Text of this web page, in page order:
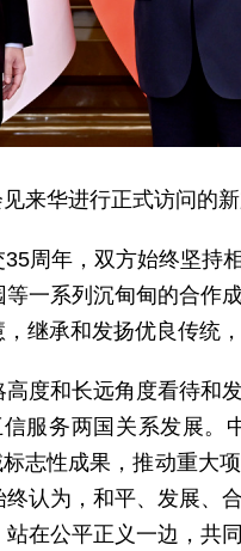
来华进行正式访问的新
周年，双方始终坚持
一系列沉甸甸的合作
继承和发扬优良传统
度和长远角度看待和
服务两国关系发展
志性成果，推动重大
认为，和平、发展、
在公平正义一边，共